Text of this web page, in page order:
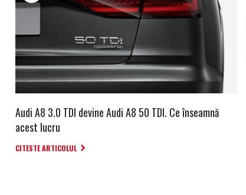
Audi A8 3.0 TDI devine Audi A8 50 TDI. Ce înseamnă
acest lucru
CITESTE ARTICOLUL